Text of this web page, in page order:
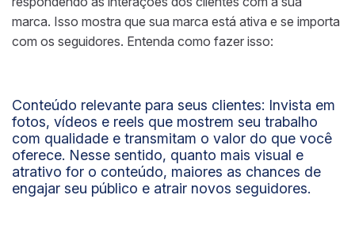
marca. Isso mostra que sua marca está ativa e se importa
com os seguidores. Entenda como fazer isso:
Conteúdo relevante para seus clientes: Invista em
fotos, vídeos e reels que mostrem seu trabalho
com qualidade e transmitam o valor do que você
oferece. Nesse sentido, quanto mais visual e
atrativo for o conteúdo, maiores as chances de
engajar seu público e atrair novos seguidores.